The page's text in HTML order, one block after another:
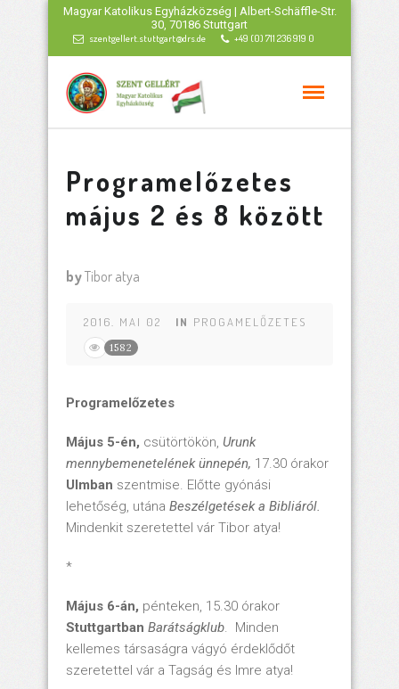
Magyar Katolikus Egyházközség | Albert-Schäffle-Str.
30, 70186 Stuttgart
szentgellert.stuttgart@drs.de +49 (0) 711 236 919 0
Programelőzetes
május 2 és 8 között
byTibor atya
2016. MAI 02 IN PROGAMELŐZETES
1582
Programelőzetes
Május 5-én, csütörtökön, Urunk
mennybemenetelének ünnepén, 17.30 órakor
Ulmban szentmise. Előtte gyónási
lehetőség, utána Beszélgetések a Bibliáról.
Mindenkit szeretettel vár Tibor atya!
*
Május 6-án, pénteken, 15.30 órakor
Stuttgartban Barátságklub.
Minden
kellemes társaságra vágyó érdeklődőt
szeretettel vár a Tagság és Imre atya!